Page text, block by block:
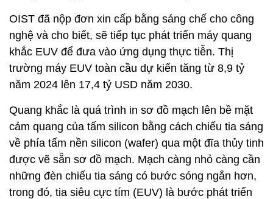
OIST đã nộp đơn xin cấp bằng sáng chế cho công
nghệ và cho biết, sẽ tiếp tục phát triển máy quang
khắc EUV để đưa vào ứng dụng thực tiễn. Thị
trường máy EUV toàn cầu dự kiến tăng từ 8,9 tỷ
năm 2024 lên 17,4 tỷ USD năm 2030.
Quang khắc là quá trình in sơ đồ mạch lên bề mặt
cảm quang của tấm silicon bằng cách chiếu tia sáng
về phía tấm nền silicon (wafer) qua một đĩa thủy tinh
được vẽ sẵn sơ đồ mạch. Mạch càng nhỏ càng cần
những đèn chiếu tia sáng có bước sóng ngắn hơn,
trong đó, tia siêu cực tím (EUV) là bước phát triển